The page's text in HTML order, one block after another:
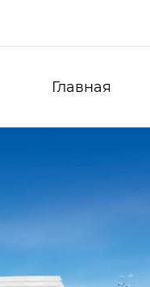
Главная